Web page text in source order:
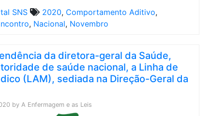
SNS 2020, Comportamento Aditivo,
, Nacional, Novembro
da diretora-geral da Saúde,
de saúde nacional, a Linha de
(LAM), sediada na Direção-Geral da
by A Enfermagem e as Leis